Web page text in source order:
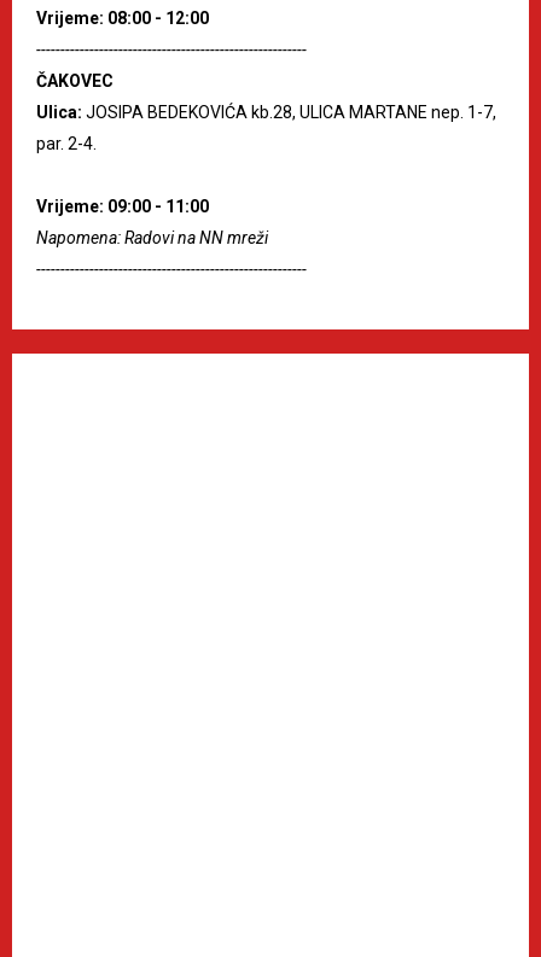
Vrijeme: 08:00 - 12:00
--------------------------------------------------------
ČAKOVEC
Ulica: JOSIPA BEDEKOVIĆA kb.28, ULICA MARTANE nep. 1-7,
par. 2-4.
Vrijeme: 09:00 - 11:00
Napomena: Radovi na NN mreži
--------------------------------------------------------